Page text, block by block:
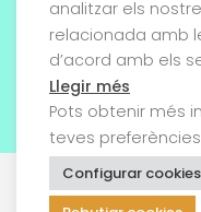
analitzar els
relacionada amb
d’acord amb els
Llegir més
Pots obtenir més
teves
Configurar cookies